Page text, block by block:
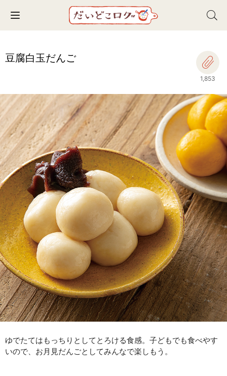
Toggle navigation
豆腐白玉だんご
1,853
ゆでたてはもっちりとしてとろける食感。子どもでも食べやす
いので、お月見だんごとしてみんなで楽しもう。